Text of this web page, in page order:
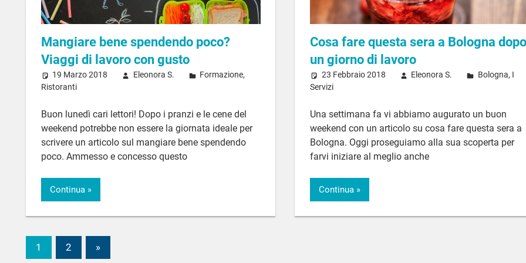
Mangiare bene spendendo poco?
Viaggi di lavoro con gusto
19 Marzo 2018 Eleonora S. Formazione,
Ristoranti
Buon lunedì cari lettori! Dopo i pranzi e le cene del
weekend potrebbe non essere la giornata ideale per
scrivere un articolo sul mangiare bene spendendo
poco. Ammesso e concesso questo
Continua
Cosa fare questa sera a Bologna dopo
un giorno di lavoro
23 Febbraio 2018 Eleonora S. Bologna, I
Servizi
Una settimana fa vi abbiamo augurato un buon
weekend con un articolo su cosa fare questa sera a
Bologna. Oggi proseguiamo alla sua scoperta per
farvi iniziare al meglio anche
Continua
1 2
Articoli
»